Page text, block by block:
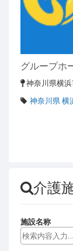
グループホ
神奈川県横
神奈川県 横
介護
施設名称